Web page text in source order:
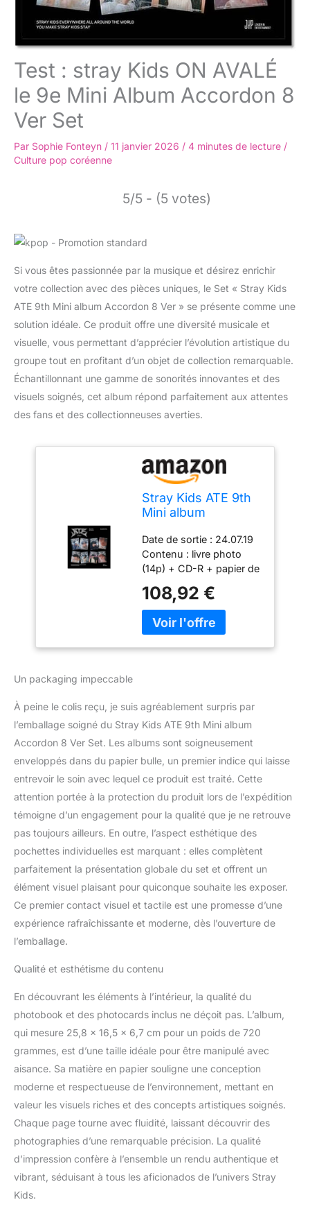
Test : stray Kids ON AVALÉ
le 9e Mini Album Accordon 8
Ver Set
Par Sophie Fonteyn / 11 janvier 2026 / 4 minutes de lecture /
Culture pop coréenne
5/5 - (5 votes)
Si vous êtes passionnée par la musique et désirez enrichir
votre collection avec des pièces uniques, le Set « Stray Kids
ATE 9th Mini album Accordon 8 Ver » se présente comme une
solution idéale. Ce produit offre une diversité musicale et
visuelle, vous permettant d’apprécier l’évolution artistique du
groupe tout en profitant d’un objet de collection remarquable.
Échantillonnant une gamme de sonorités innovantes et des
visuels soignés, cet album répond parfaitement aux attentes
des fans et des collectionneuses averties.
Stray Kids ATE 9th
Mini album
Date de sortie : 24.07.19
Contenu : livre photo
(14p) + CD-R + papier de
(aléatoire 1 sur 8) + mini
carte à lèvres (aléatoire 1
sur 8) + carte photo
(tableau Hanteo et
Cercle) Le produit est
emballé en toute sécurité
et expédié avec une
livraison traçable depuis
la Corée du Sud
108,92 €
Un packaging impeccable
À peine le colis reçu, je suis agréablement surpris par
l’emballage soigné du Stray Kids ATE 9th Mini album
Accordon 8 Ver Set. Les albums sont soigneusement
enveloppés dans du papier bulle, un premier indice qui laisse
entrevoir le soin avec lequel ce produit est traité. Cette
attention portée à la protection du produit lors de l’expédition
témoigne d’un engagement pour la qualité que je ne retrouve
pas toujours ailleurs. En outre, l’aspect esthétique des
pochettes individuelles est marquant : elles complètent
parfaitement la présentation globale du set et offrent un
élément visuel plaisant pour quiconque souhaite les exposer.
Ce premier contact visuel et tactile est une promesse d’une
expérience rafraîchissante et moderne, dès l’ouverture de
l’emballage.
Qualité et esthétisme du contenu
En découvrant les éléments à l’intérieur, la qualité du
photobook et des photocards inclus ne déçoit pas. L’album,
qui mesure 25,8 x 16,5 x 6,7 cm pour un poids de 720
grammes, est d’une taille idéale pour être manipulé avec
aisance. Sa matière en papier souligne une conception
moderne et respectueuse de l’environnement, mettant en
valeur les visuels riches et des concepts artistiques soignés.
Chaque page tourne avec fluidité, laissant découvrir des
photographies d’une remarquable précision. La qualité
d’impression confère à l’ensemble un rendu authentique et
vibrant, séduisant à tous les aficionados de l’univers Stray
Kids.